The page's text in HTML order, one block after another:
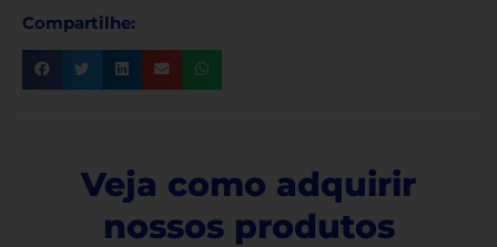
Compartilhe:
Veja como adquirir
nossos produtos